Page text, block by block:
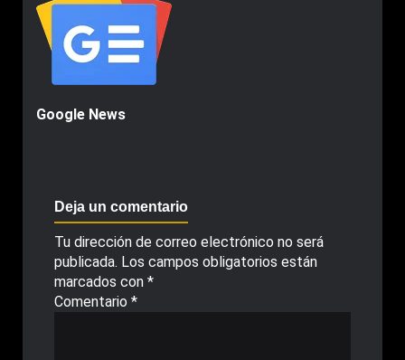
Google News
Deja un comentario
Tu dirección de correo electrónico no será
publicada. Los campos obligatorios están
marcados con *
Comentario *